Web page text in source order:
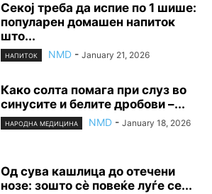
Секој треба да испие по 1 шише:
популарен домашен напиток
што...
НАПИТОК NMD - January 21, 2026
Како солта помага при слуз во
синусите и белите дробови –...
НАРОДНА МЕДИЦИНА NMD - January 18, 2026
Од сува кашлица до отечени
нозе: зошто сè повеќе луѓе се...